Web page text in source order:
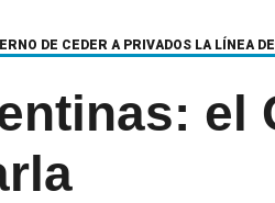
DE CEDER A PRIVADOS LA LÍNEA
el